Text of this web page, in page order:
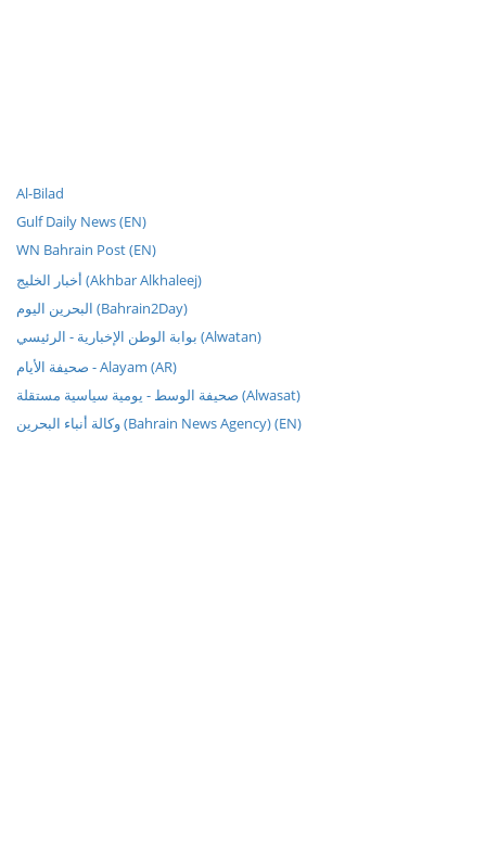
Al-Bilad
Gulf Daily News (EN)
WN Bahrain Post (EN)
أخبار الخليج (Akhbar Alkhaleej)
البحرين اليوم (Bahrain2Day)
بوابة الوطن الإخبارية - الرئيسي (Alwatan)
صحيفة الأيام - Alayam (AR)
صحيفة الوسط - يومية سياسية مستقلة (Alwasat)
وكالة أنباء البحرين (Bahrain News Agency) (EN)